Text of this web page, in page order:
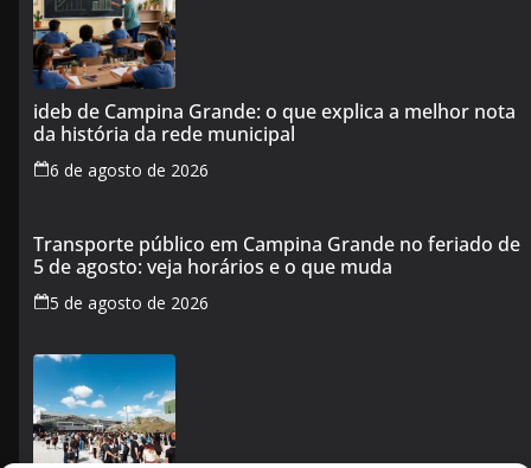
ideb de Campina Grande: o que explica a melhor nota
da história da rede municipal
6 de agosto de 2026
Transporte público em Campina Grande no feriado de
5 de agosto: veja horários e o que muda
5 de agosto de 2026